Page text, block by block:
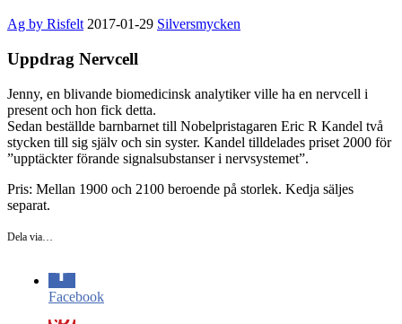
Ag by Risfelt 2017-01-29 Silversmycken
Uppdrag Nervcell
Jenny, en blivande biomedicinsk analytiker ville ha en nervcell i
present och hon fick detta.
Sedan beställde barnbarnet till Nobelpristagaren Eric R Kandel två
stycken till sig själv och sin syster. Kandel tilldelades priset 2000 för
”upptäckter förande signalsubstanser i nervsystemet”.
Pris: Mellan 1900 och 2100 beroende på storlek. Kedja säljes
separat.
Dela via…
Facebook